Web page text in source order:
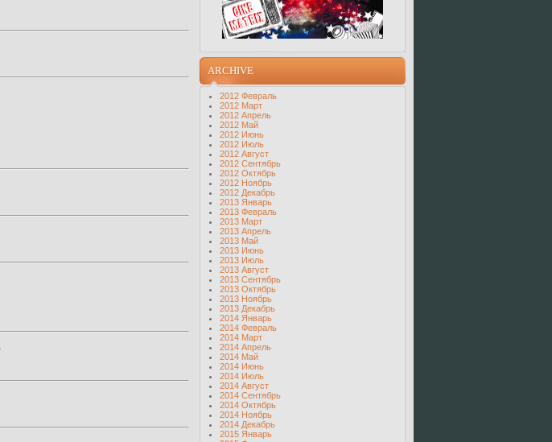
ARCHIVE
2012 Февраль
2012 Март
2012 Апрель
2012 Май
2012 Июнь
2012 Июль
2012 Август
2012 Сентябрь
2012 Октябрь
2012 Ноябрь
2012 Декабрь
2013 Январь
2013 Февраль
2013 Март
2013 Апрель
2013 Май
2013 Июнь
2013 Июль
2013 Август
2013 Сентябрь
2013 Октябрь
2013 Ноябрь
2013 Декабрь
2014 Январь
2014 Февраль
2014 Март
2014 Апрель
2014 Май
2014 Июнь
2014 Июль
2014 Август
2014 Сентябрь
2014 Октябрь
2014 Ноябрь
2014 Декабрь
2015 Январь